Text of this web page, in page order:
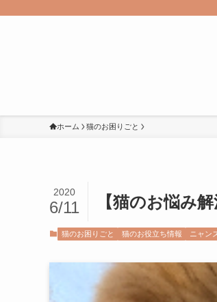
ホーム 猫のお困りごと
【猫のお悩み
2020
6/11
猫のお困りごと 猫のお役立ち情報 ニャン